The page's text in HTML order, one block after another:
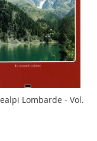
Lombarde - Vol.